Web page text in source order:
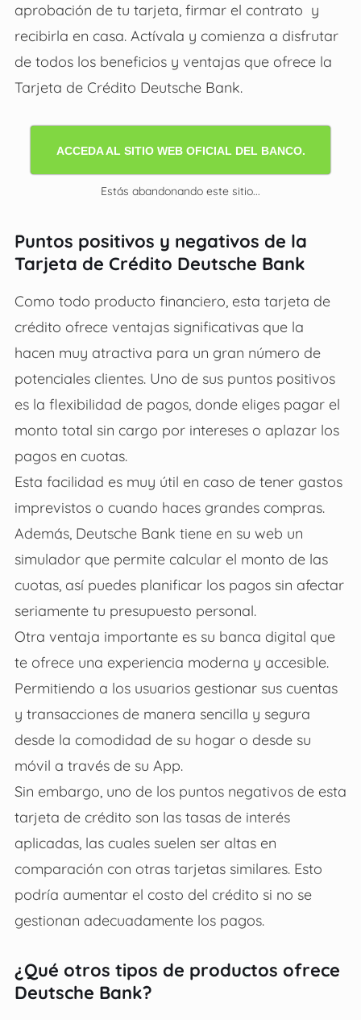
aprobación de tu tarjeta, firmar el contrato y
recibirla en casa. Actívala y comienza a disfrutar
de todos los beneficios y ventajas que ofrece la
Tarjeta de Crédito Deutsche Bank.
ACCEDA AL SITIO WEB OFICIAL DEL BANCO.
Estás abandonando este sitio...
Puntos positivos y negativos de la
Tarjeta de Crédito Deutsche Bank
Como todo producto financiero, esta tarjeta de
crédito ofrece ventajas significativas que la
hacen muy atractiva para un gran número de
potenciales clientes. Uno de sus puntos positivos
es la flexibilidad de pagos, donde eliges pagar el
monto total sin cargo por intereses o aplazar los
pagos en cuotas.
Esta facilidad es muy útil en caso de tener gastos
imprevistos o cuando haces grandes compras.
Además, Deutsche Bank tiene en su web un
simulador que permite calcular el monto de las
cuotas, así puedes planificar los pagos sin afectar
seriamente tu presupuesto personal.
Otra ventaja importante es su banca digital que
te ofrece una experiencia moderna y accesible.
Permitiendo a los usuarios gestionar sus cuentas
y transacciones de manera sencilla y segura
desde la comodidad de su hogar o desde su
móvil a través de su App.
Sin embargo, uno de los puntos negativos de esta
tarjeta de crédito son las tasas de interés
aplicadas, las cuales suelen ser altas en
comparación con otras tarjetas similares. Esto
podría aumentar el costo del crédito si no se
gestionan adecuadamente los pagos.
¿Qué otros tipos de productos ofrece
Deutsche Bank?